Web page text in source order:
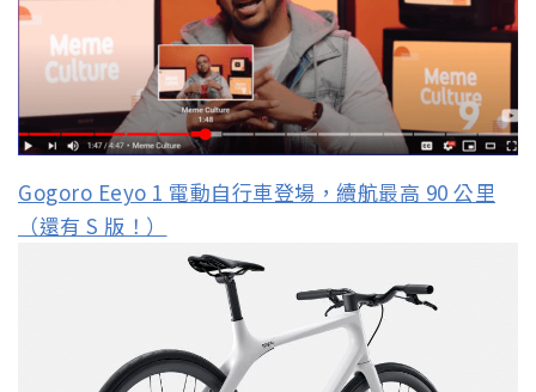
Gogoro Eeyo 1 電動自行車登場，續航最高 90 公里
（還有 S 版！）